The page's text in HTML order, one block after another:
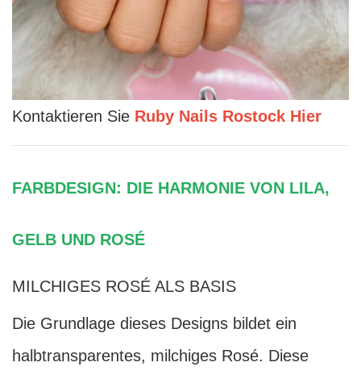
Kontaktieren Sie Ruby Nails Rostock Hier
FARBDESIGN: DIE HARMONIE VON LILA,
GELB UND ROSÉ
MILCHIGES ROSÉ ALS BASIS
Die Grundlage dieses Designs bildet ein
halbtransparentes, milchiges Rosé. Diese